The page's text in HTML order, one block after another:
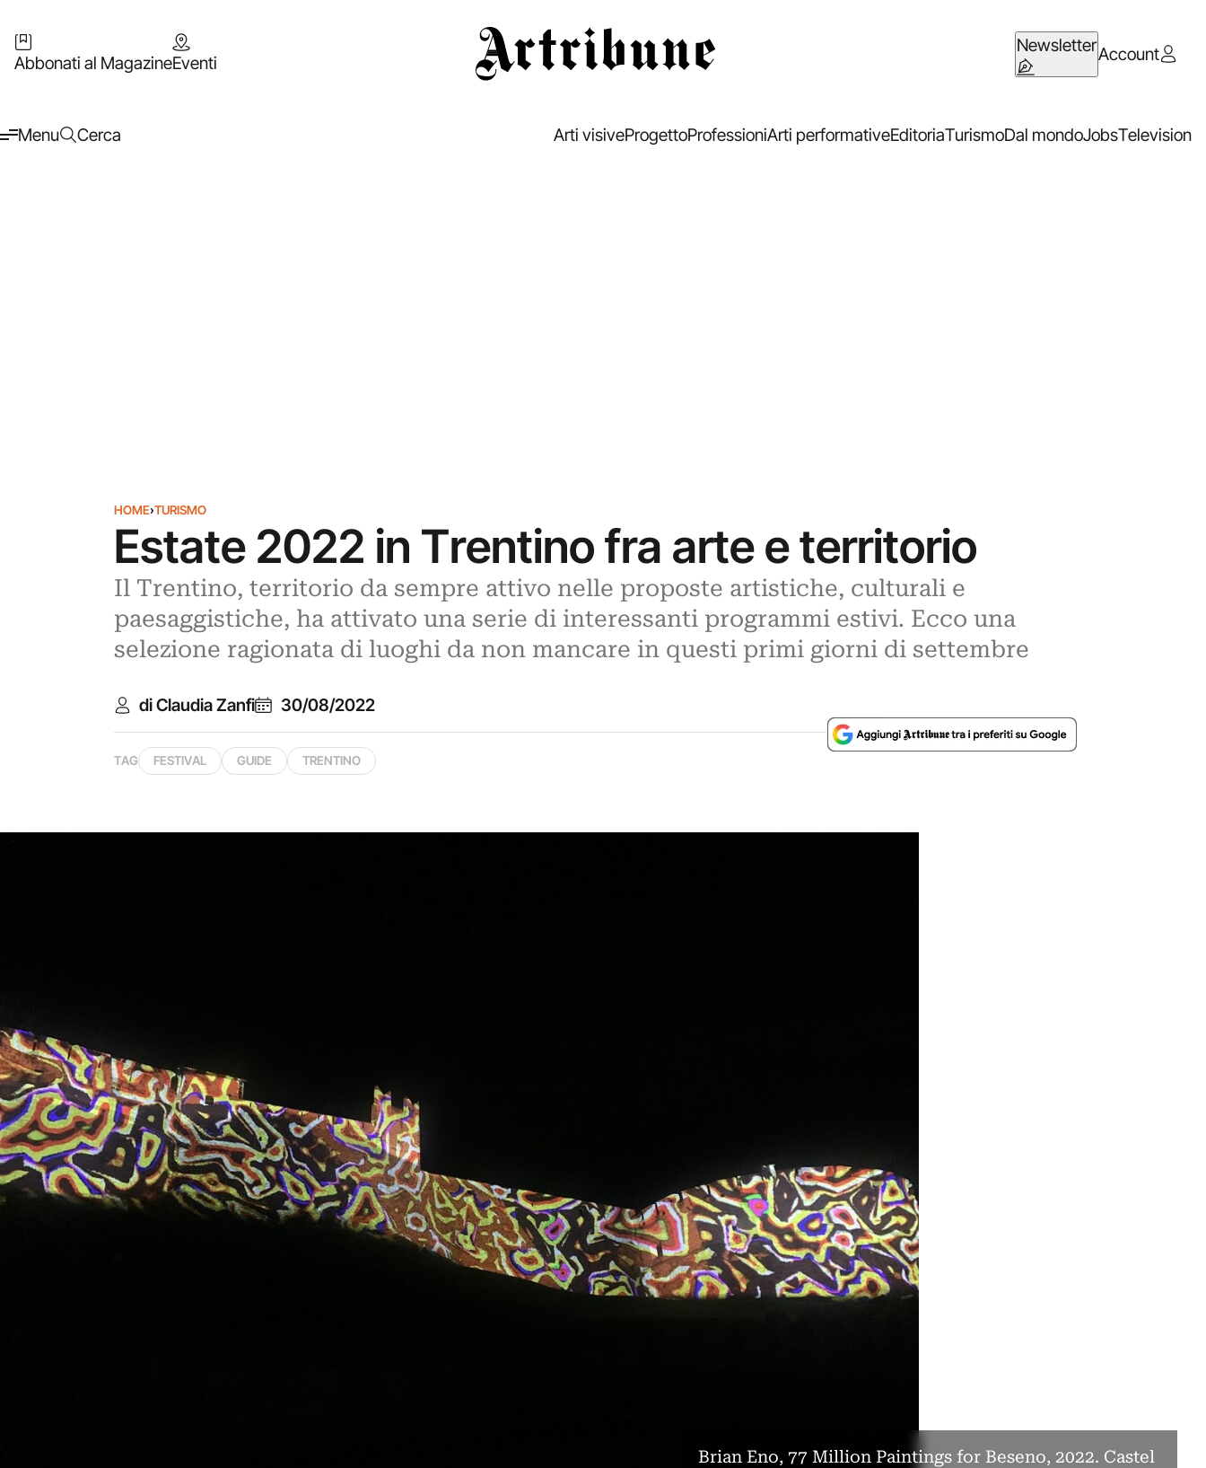
Abbonati al MagazineEventi
NewsletterAccount
Menu Cerca Arti visiveProgettoProfessioniArti performativeEditoriaTurismoDal mondoJobsTelevision
HOME›TURISMO
Estate 2022 in Trentino fra arte e territorio
Il Trentino, territorio da sempre attivo nelle proposte artistiche, culturali e
paesaggistiche, ha attivato una serie di interessanti programmi estivi. Ecco una
selezione ragionata di luoghi da non mancare in questi primi giorni di settembre
di Claudia Zanfi 30/08/2022
TAG FESTIVAL GUIDE TRENTINO
Brian Eno, 77 Million Paintings for Beseno, 2022. Castel